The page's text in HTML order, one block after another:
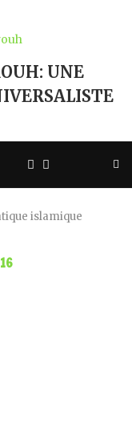
UNE
islamique